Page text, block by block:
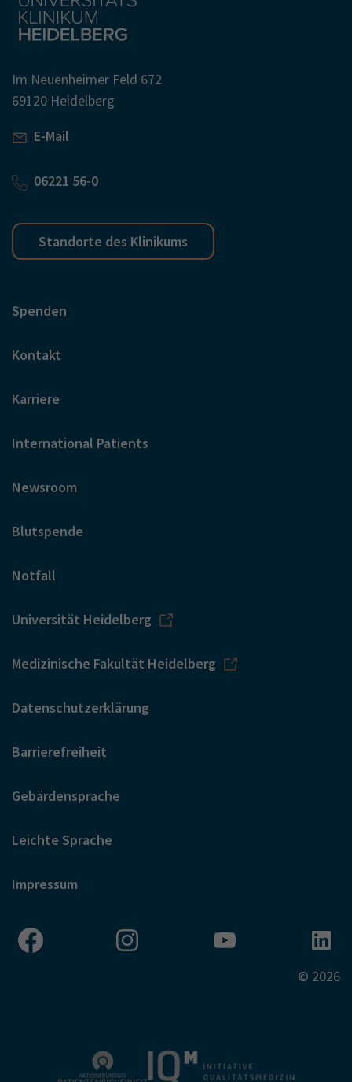
Im Neuenheimer Feld 672
69120 Heidelberg
E-Mail
06221 56-0
Standorte des Klinikums
Spenden
Kontakt
Karriere
International Patients
Newsroom
Blutspende
Notfall
Universität Heidelberg
Medizinische Fakultät Heidelberg
Datenschutzerklärung
Barrierefreiheit
Gebärdensprache
Leichte Sprache
Impressum
© 2026